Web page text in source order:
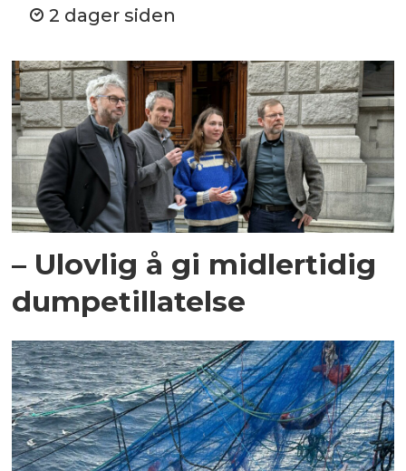
2 dager siden
– Ulovlig å gi midlertidig
dumpetillatelse